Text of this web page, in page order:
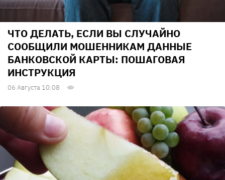
ЧТО ДЕЛАТЬ, ЕСЛИ ВЫ СЛУЧАЙНО
СООБЩИЛИ МОШЕННИКАМ ДАННЫЕ
БАНКОВСКОЙ КАРТЫ: ПОШАГОВАЯ
ИНСТРУКЦИЯ
06 Августа 10:08